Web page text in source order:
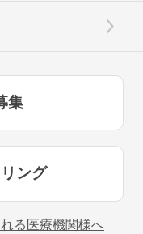
集
ング
る医療機関様へ